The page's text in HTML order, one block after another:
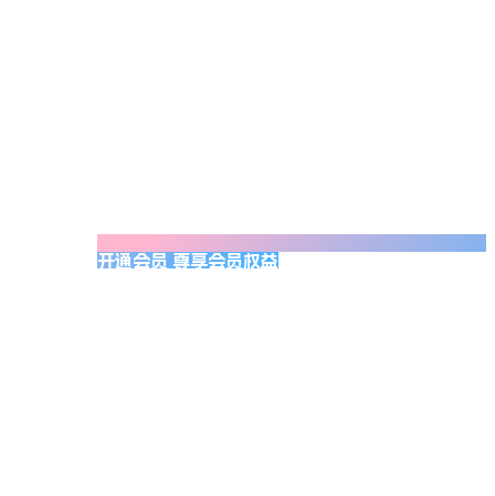
开通会员 尊享会员权益